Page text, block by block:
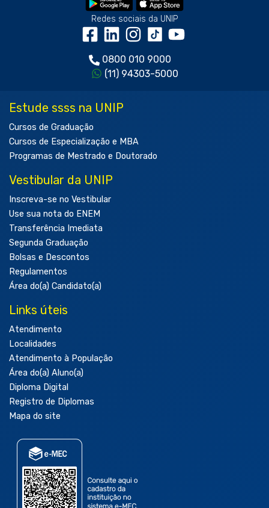
Redes sociais da UNIP
0800 010 9000
(11) 94303-5000
Estude ssss na UNIP
Cursos de Graduação
Cursos de Especialização e MBA
Programas de Mestrado e Doutorado
Vestibular da UNIP
Inscreva-se no Vestibular
Use sua nota do ENEM
Transferência Imediata
Segunda Graduação
Bolsas e Descontos
Regulamentos
Área do(a) Candidato(a)
Links úteis
Atendimento
Localidades
Atendimento à População
Área do(a) Aluno(a)
Diploma Digital
Registro de Diplomas
Mapa do site